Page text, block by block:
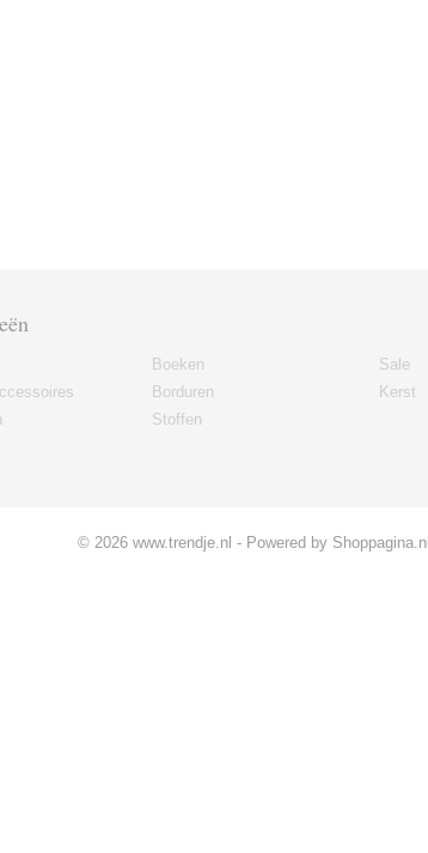
Boeken
Borduren
Stoffen
Sale
Kerst
© 2026 www.trendje.nl - Powered by Shoppagina.nl